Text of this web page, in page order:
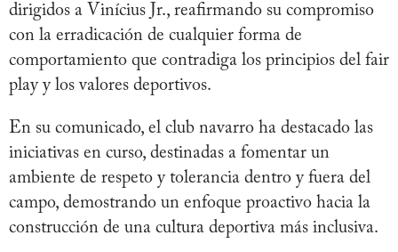
dirigidos a Vinícius Jr., reafirmando su compromiso
con la erradicación de cualquier forma de
comportamiento que contradiga los principios del fair
play y los valores deportivos.
En su comunicado, el club navarro ha destacado las
iniciativas en curso, destinadas a fomentar un
ambiente de respeto y tolerancia dentro y fuera del
campo, demostrando un enfoque proactivo hacia la
construcción de una cultura deportiva más inclusiva.